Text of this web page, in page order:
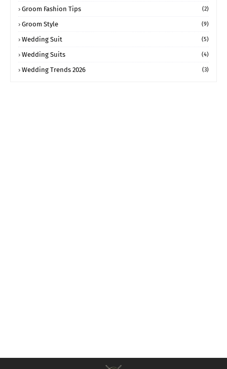
Groom Fashion Tips (2)
Groom Style (9)
Wedding Suit (5)
Wedding Suits (4)
Wedding Trends 2026 (3)